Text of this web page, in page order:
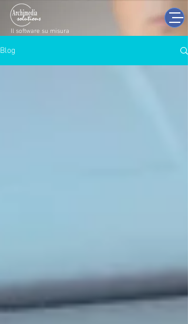
Il software su misura
Blog